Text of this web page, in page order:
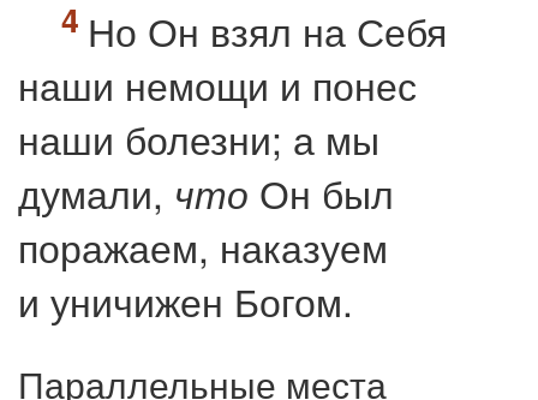
Но Он взял на Себя
наши немощи и понес
наши болезни; а мы
думали, что Он был
поражаем, наказуем
и уничижен Богом.
Параллельные места